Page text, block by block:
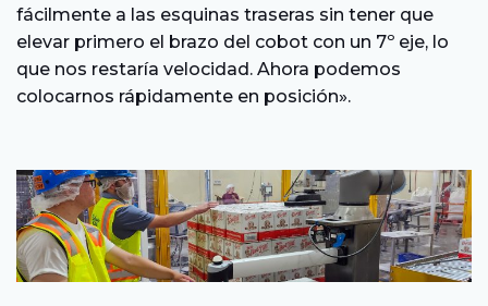
fácilmente a las esquinas traseras sin tener que
elevar primero el brazo del cobot con un 7º eje, lo
que nos restaría velocidad. Ahora podemos
colocarnos rápidamente en posición».